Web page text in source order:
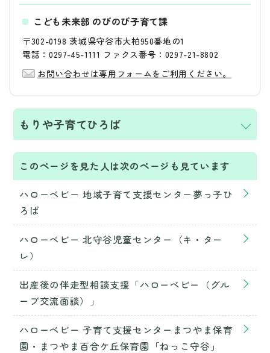
こども未来部 のびのび子育て課
〒302-0198 茨城県守谷市大柏950番地の1
電話：0297-45-1111 ファクス番号：0297-21-8802
お問い合わせは専用フォームをご利用ください。
もりや子育てひろば
このページを見た人は次のページも見ています
ハローベビー 地域子育て支援センター夢っ子ひ
ろば
ハローベビー 北守谷児童センター（キ・ター
レ）
出産後の伴走型相談支援「ハローベビー（グル
ープ交流面談）」
ハローベビー 子育て支援センターまつやま保育
園・まつやま百合ケ丘保育園「ねっこ守谷」